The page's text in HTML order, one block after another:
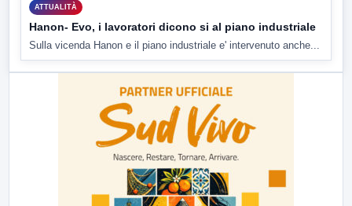
ATTUALITÀ
Hanon- Evo, i lavoratori dicono si al piano industriale
Sulla vicenda Hanon e il piano industriale e' intervenuto anche...